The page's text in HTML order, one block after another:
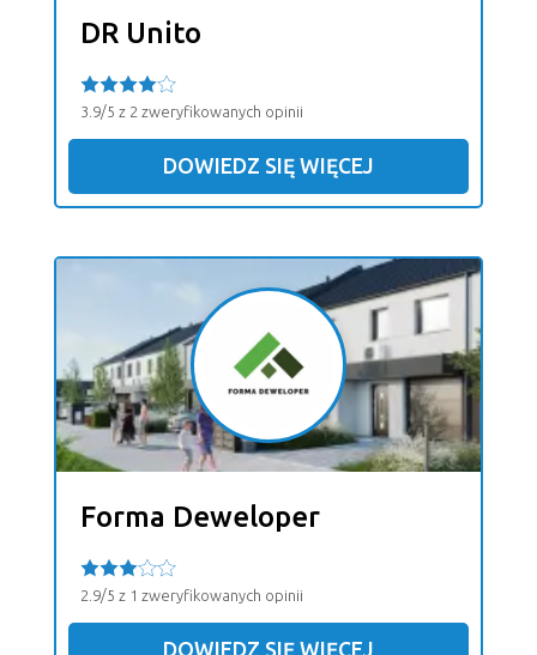
DR Unito
3.9/5 z 2 zweryfikowanych opinii
DOWIEDZ SIĘ WIĘCEJ
Forma Deweloper
2.9/5 z 1 zweryfikowanych opinii
DOWIEDZ SIĘ WIĘCEJ